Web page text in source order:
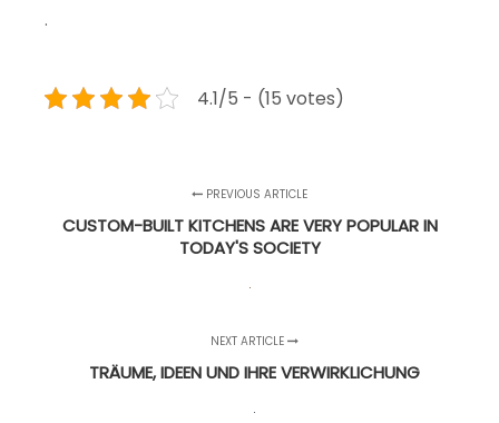
.
4.1/5 - (15 votes)
PREVIOUS ARTICLE
CUSTOM-BUILT KITCHENS ARE VERY POPULAR IN
TODAY'S SOCIETY
NEXT ARTICLE
TRÄUME, IDEEN UND IHRE VERWIRKLICHUNG